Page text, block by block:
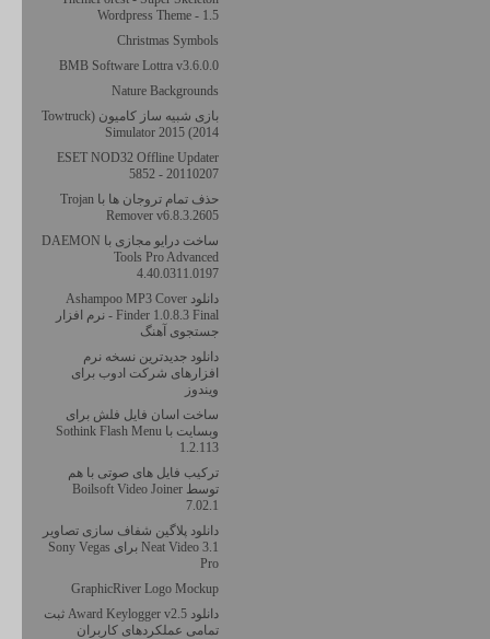
Wordpress Theme - 1.5
Christmas Symbols
BMB Software Lottra v3.6.0.0
Nature Backgrounds
بازی شبیه ساز کامیون (Towtruck
Simulator 2015 (2014
ESET NOD32 Offline Updater
5852 - 20110207
حذف تمام تروجان ها با Trojan
Remover v6.8.3.2605
ساخت درایو مجازی با DAEMON
Tools Pro Advanced
4.40.0311.0197
دانلود Ashampoo MP3 Cover
Finder 1.0.8.3 Final - نرم افزار
جستجوی آهنگ
دانلود جدیدترین نسخه نرم
افزارهای شرکت ادوب برای
ویندوز
ساخت اسان فایل فلش برای
وبسایت با Sothink Flash Menu
1.2.113
ترکیب فایل های صوتی با هم
توسط Boilsoft Video Joiner
7.02.1
دانلود پلاگین شفاف سازی تصاویر
Neat Video 3.1 برای Sony Vegas
Pro
GraphicRiver Logo Mockup
دانلود Award Keylogger v2.5 ثبت
تمامی عملکردهای کاربران